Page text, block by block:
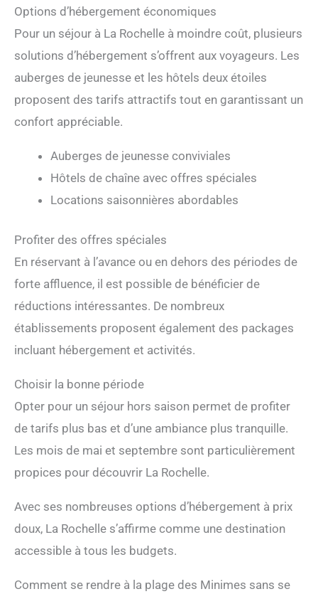
Options d’hébergement économiques
Pour un séjour à La Rochelle à moindre coût, plusieurs
solutions d’hébergement s’offrent aux voyageurs. Les
auberges de jeunesse et les hôtels deux étoiles
proposent des tarifs attractifs tout en garantissant un
confort appréciable.
Auberges de jeunesse conviviales
Hôtels de chaîne avec offres spéciales
Locations saisonnières abordables
Profiter des offres spéciales
En réservant à l’avance ou en dehors des périodes de
forte affluence, il est possible de bénéficier de
réductions intéressantes. De nombreux
établissements proposent également des packages
incluant hébergement et activités.
Choisir la bonne période
Opter pour un séjour hors saison permet de profiter
de tarifs plus bas et d’une ambiance plus tranquille.
Les mois de mai et septembre sont particulièrement
propices pour découvrir La Rochelle.
Avec ses nombreuses options d’hébergement à prix
doux, La Rochelle s’affirme comme une destination
accessible à tous les budgets.
Comment se rendre à la plage des Minimes sans se